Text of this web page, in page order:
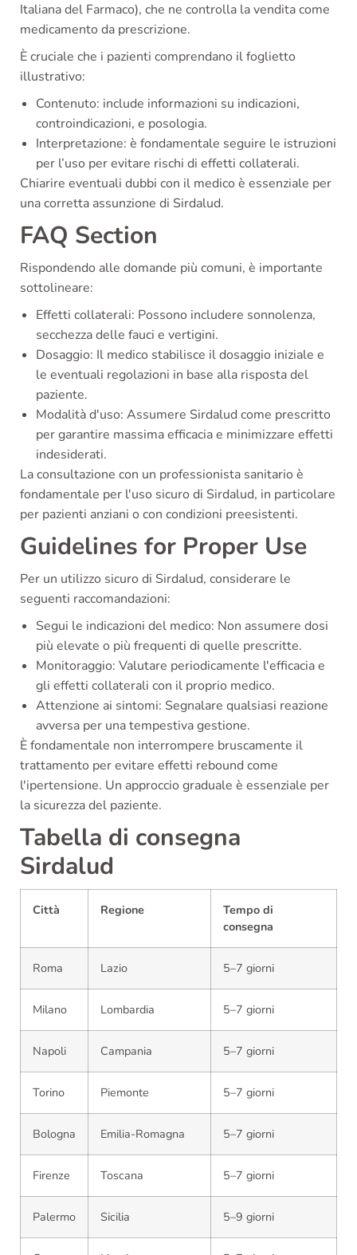
Italiana del Farmaco), che ne controlla la vendita come
medicamento da prescrizione.
È cruciale che i pazienti comprendano il foglietto
illustrativo:
Contenuto: include informazioni su indicazioni,
controindicazioni, e posologia.
Interpretazione: è fondamentale seguire le istruzioni
per l’uso per evitare rischi di effetti collaterali.
Chiarire eventuali dubbi con il medico è essenziale per
una corretta assunzione di Sirdalud.
FAQ Section
Rispondendo alle domande più comuni, è importante
sottolineare:
Effetti collaterali: Possono includere sonnolenza,
secchezza delle fauci e vertigini.
Dosaggio: Il medico stabilisce il dosaggio iniziale e
le eventuali regolazioni in base alla risposta del
paziente.
Modalità d'uso: Assumere Sirdalud come prescritto
per garantire massima efficacia e minimizzare effetti
indesiderati.
La consultazione con un professionista sanitario è
fondamentale per l'uso sicuro di Sirdalud, in particolare
per pazienti anziani o con condizioni preesistenti.
Guidelines for Proper Use
Per un utilizzo sicuro di Sirdalud, considerare le
seguenti raccomandazioni:
Segui le indicazioni del medico: Non assumere dosi
più elevate o più frequenti di quelle prescritte.
Monitoraggio: Valutare periodicamente l'efficacia e
gli effetti collaterali con il proprio medico.
Attenzione ai sintomi: Segnalare qualsiasi reazione
avversa per una tempestiva gestione.
È fondamentale non interrompere bruscamente il
trattamento per evitare effetti rebound come
l'ipertensione. Un approccio graduale è essenziale per
la sicurezza del paziente.
Tabella di consegna
Sirdalud
Città Regione
Tempo di
consegna
Roma Lazio 5–7 giorni
Milano Lombardia 5–7 giorni
Napoli Campania 5–7 giorni
Torino Piemonte 5–7 giorni
Bologna Emilia-Romagna 5–7 giorni
Firenze Toscana 5–7 giorni
Palermo Sicilia 5–9 giorni